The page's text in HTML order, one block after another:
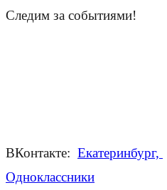
Следим за событиями!
ВКонтакте: Екатеринбург,
Одноклассники